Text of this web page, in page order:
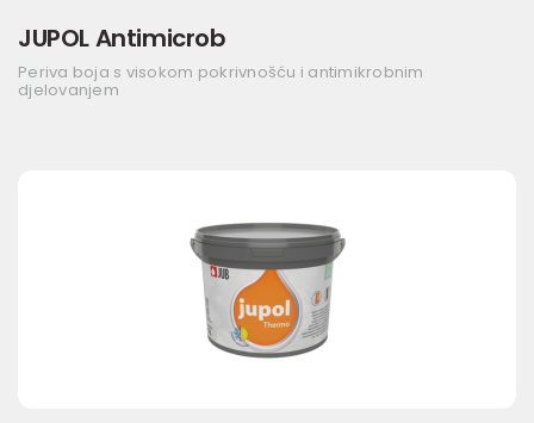
JUPOL Antimicrob
Periva boja s visokom pokrivnošću i antimikrobnim
djelovanjem